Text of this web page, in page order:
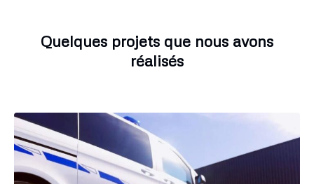
Quelques projets que nous avons
réalisés